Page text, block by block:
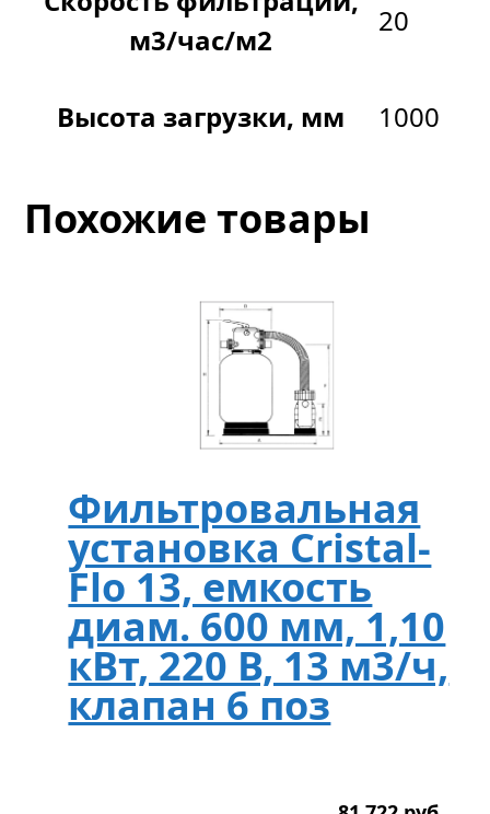
м3/час/м2
20
Высота загрузки, мм 1000
Похожие товары
Фильтровальная
установка Cristal-
Flo 13, емкость
диам. 600 мм, 1,10
кВт, 220 В, 13 м3/ч,
клапан 6 поз